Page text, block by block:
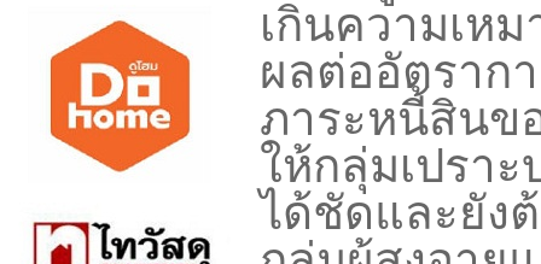
เกินความเห
ผลต่ออัตราก
ภาระหนี้สินข
ให้กลุ่มเปรา
ได้ชัดและยัง